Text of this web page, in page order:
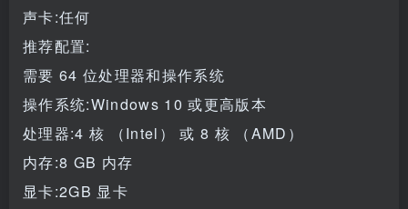
声卡:任何
推荐配置:
需要 64 位处理器和操作系统
操作系统:Windows 10 或更高版本
处理器:4 核 （Intel） 或 8 核 （AMD）
内存:8 GB 内存
显卡:2GB 显卡